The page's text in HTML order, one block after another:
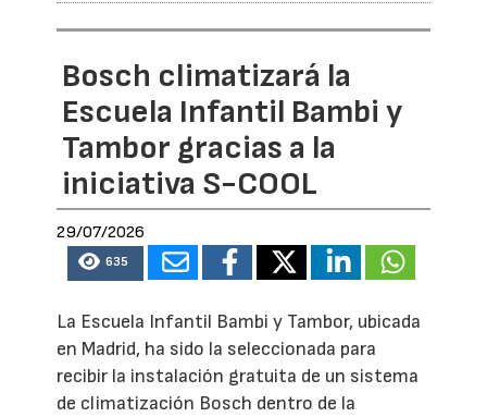
Bosch climatizará la
Escuela Infantil Bambi y
Tambor gracias a la
iniciativa S-COOL
29/07/2026
635
La Escuela Infantil Bambi y Tambor, ubicada
en Madrid, ha sido la seleccionada para
recibir la instalación gratuita de un sistema
de climatización Bosch dentro de la